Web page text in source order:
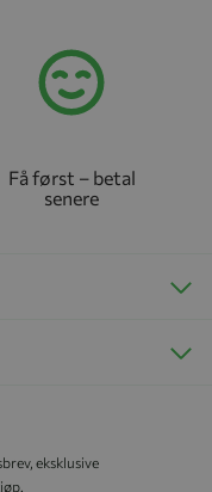
Få først – betal
senere
eksklusive